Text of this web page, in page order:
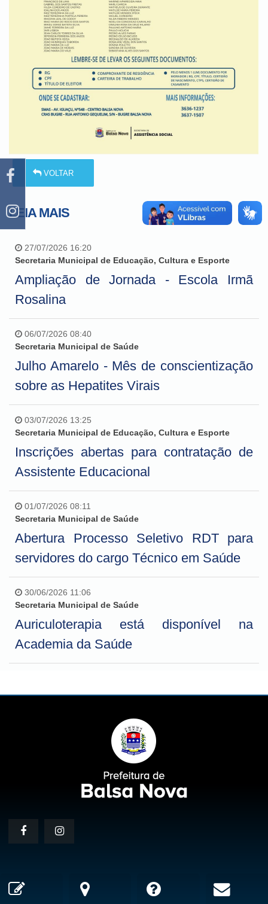
VOLTAR
LEIA MAIS
27/07/2026 16:20
Secretaria Municipal de Educação, Cultura e Esporte
Ampliação de Jornada - Escola Irmã
Rosalina
06/07/2026 08:40
Secretaria Municipal de Saúde
Julho Amarelo - Mês de conscientização
sobre as Hepatites Virais
03/07/2026 13:25
Secretaria Municipal de Educação, Cultura e Esporte
Inscrições abertas para contratação de
Assistente Educacional
01/07/2026 08:11
Secretaria Municipal de Saúde
Abertura Processo Seletivo RDT para
servidores do cargo Técnico em Saúde
30/06/2026 11:06
Secretaria Municipal de Saúde
Auriculoterapia está disponível na
Academia da Saúde